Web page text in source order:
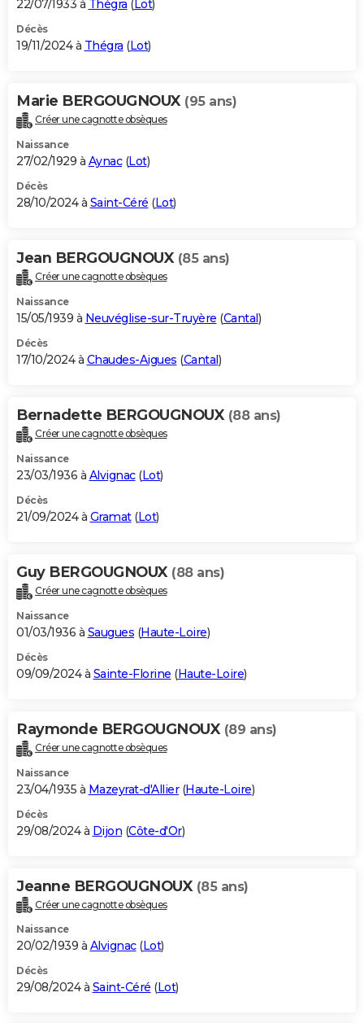
22/07/1933 à Thégra ( Lot)
Décès
19/11/2024 à Thégra (Lot)
Marie BERGOUGNOUX (95 ans)
Créer une cagnotte obsèques
Naissance
27/02/1929 à Aynac(Lot)
Décès
28/10/2024 à Saint-Céré (Lot)
Jean BERGOUGNOUX (85 ans)
Créer une cagnotte obsèques
Naissance
15/05/1939 à Neuvéglise-sur-Truyère (Cantal)
Décès
17/10/2024 à Chaudes-Aigues (Cantal)
Bernadette BERGOUGNOUX (88 ans)
Créer une cagnotte obsèques
Naissance
23/03/1936 à Alvignac(Lot)
Décès
21/09/2024 à Gramat(Lot)
Guy BERGOUGNOUX (88 ans)
Créer une cagnotte obsèques
Naissance
01/03/1936 à Saugues (Haute-Loire)
Décès
09/09/2024 à Sainte-Florine (Haute-Loire)
Raymonde BERGOUGNOUX (89 ans)
Créer une cagnotte obsèques
Naissance
23/04/1935 à Mazeyrat-d'Allier(Haute-Loire)
Décès
29/08/2024 à Dijon (Côte-d'Or)
Jeanne BERGOUGNOUX (85 ans)
Créer une cagnotte obsèques
Naissance
20/02/1939 à Alvignac(Lot)
Décès
29/08/2024 à Saint-Céré (Lot)